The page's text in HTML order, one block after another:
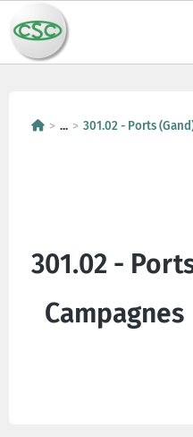
... 301.02 - Ports
301.02 -
Campagnes